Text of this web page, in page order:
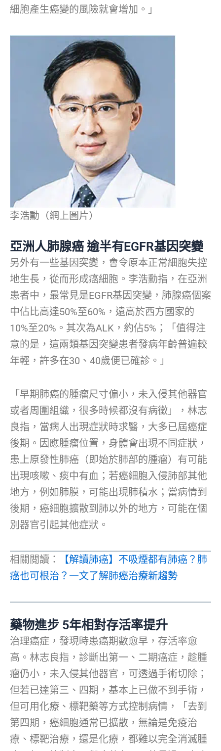
細胞產生癌變的風險就會增加。」
李浩勳（網上圖片）
亞洲人肺腺癌 逾半有EGFR基因突變
另外有一些基因突變，會令原本正常細胞失控
地生長，從而形成癌細胞。李浩勳指，在亞洲
患者中，最常見是EGFR基因突變，肺腺癌個案
中佔比高達50%至60%，遠高於西方國家的
10%至20%。其次為ALK，約佔5%；「值得注
意的是，這兩類基因突變患者發病年齡普遍較
年輕，許多在30、40歲便已確診。」
「早期肺癌的腫瘤尺寸偏小，未入侵其他器官
或者周圍組織，很多時候都沒有病徵」，林志
良指，當病人出現症狀時求醫，大多已屆癌症
後期。因應腫瘤位置，身體會出現不同症狀，
患上原發性肺癌（即始於肺部的腫瘤）有可能
出現咳嗽、痰中有血；若癌細胞入侵肺部其他
地方，例如肺膜，可能出現肺積水；當病情到
後期，癌細胞擴散到肺以外的地方，可能在個
別器官引起其他症狀。
相關閲讀：
【解讀肺癌】不吸煙都有肺癌？肺
癌也可根治？一文了解肺癌治療新趨勢
藥物進步 5年相對存活率提升
治理癌症，發現時患癌期數愈早，存活率愈
高。林志良指，診斷出第一、二期癌症，趁腫
瘤仍小，未入侵其他器官，可透過手術切除；
但若已達第三、四期，基本上已做不到手術，
但可用化療、標靶藥等方式控制病情，「去到
第四期，癌細胞通常已擴散，無論是免疫治
療、標靶治療，還是化療，都難以完全消滅腫